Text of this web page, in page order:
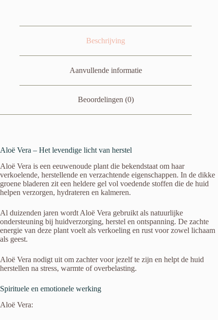
Beschrijving
Aanvullende informatie
Beoordelingen (0)
Aloë Vera – Het levendige licht van herstel
Aloë Vera is een eeuwenoude plant die bekendstaat om haar
verkoelende, herstellende en verzachtende eigenschappen. In de dikke
groene bladeren zit een heldere gel vol voedende stoffen die de huid
helpen verzorgen, hydrateren en kalmeren.
Al duizenden jaren wordt Aloë Vera gebruikt als natuurlijke
ondersteuning bij huidverzorging, herstel en ontspanning. De zachte
energie van deze plant voelt als verkoeling en rust voor zowel lichaam
als geest.
Aloë Vera nodigt uit om zachter voor jezelf te zijn en helpt de huid
herstellen na stress, warmte of overbelasting.
Spirituele en emotionele werking
Aloë Vera: